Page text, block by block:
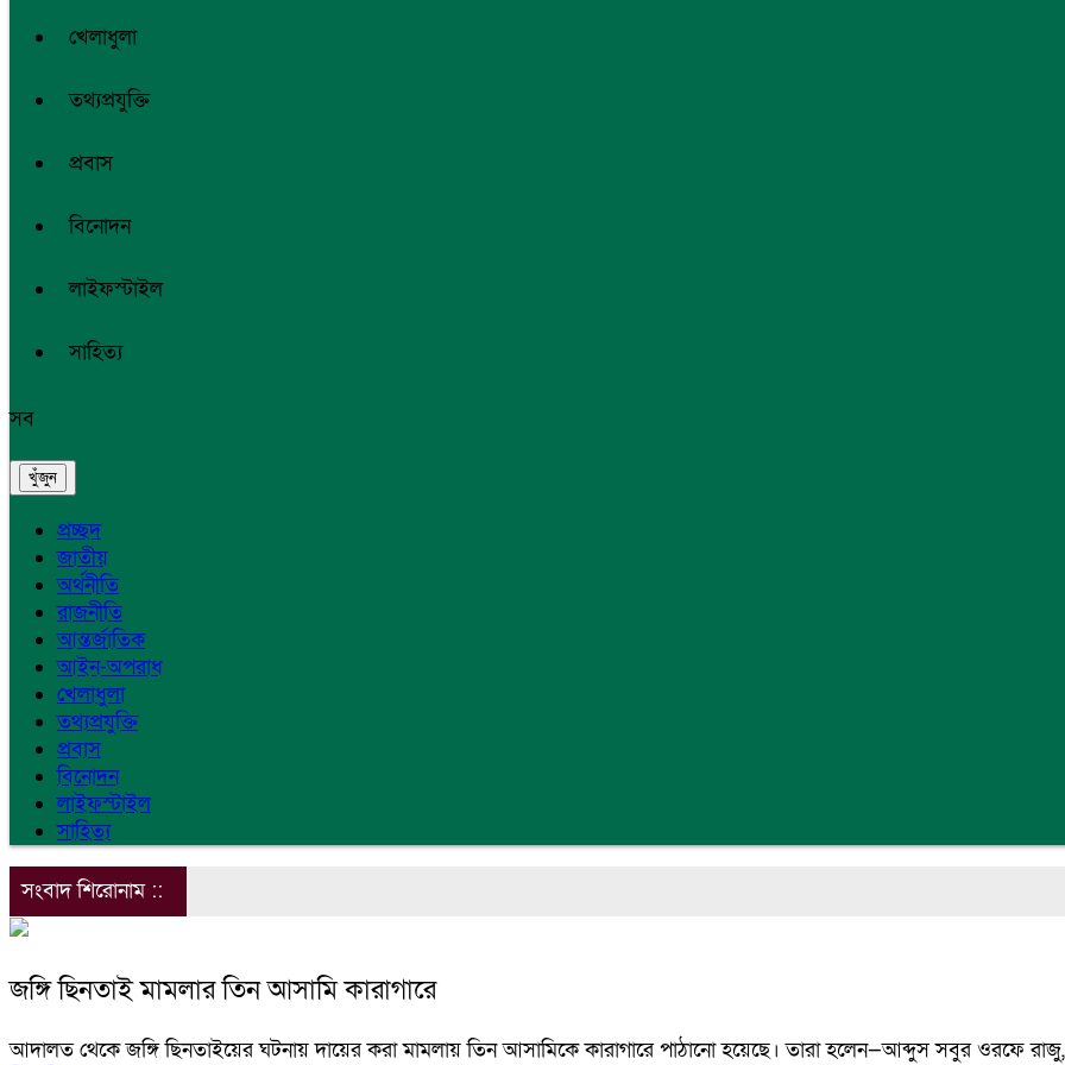
খেলাধুলা
তথ্যপ্রযুক্তি
প্রবাস
বিনোদন
লাইফস্টাইল
সাহিত্য
সব
প্রচ্ছদ
জাতীয়
অর্থনীতি
রাজনীতি
আন্তর্জাতিক
আইন-অপরাধ
খেলাধুলা
তথ্যপ্রযুক্তি
প্রবাস
বিনোদন
লাইফস্টাইল
সাহিত্য
সংবাদ শিরোনাম ::
জঙ্গি ছিনতাই মামলার তিন আসামি কারাগারে
আদালত থেকে জঙ্গি ছিনতাইয়ের ঘটনায় দায়ের করা মামলায় তিন আসামিকে কারাগারে পাঠানো হয়েছে। তারা হলেন—আব্দুস সবুর ওরফে